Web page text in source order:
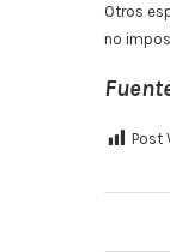
Otros
no
Post